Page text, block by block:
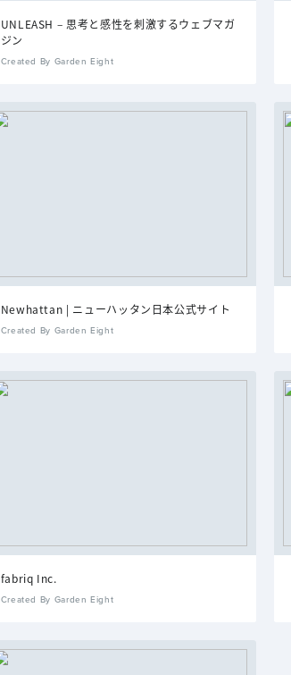
UNLEASH – 思考と感性を刺激するウェブマガ
ジン
Created By Garden Eight
Newhattan | ニューハッタン日本公式サイト
Created By Garden Eight
fabriq Inc.
Created By Garden Eight